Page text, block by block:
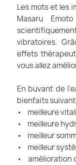
Les mots et les
Masaru
vibratoires.
effets
vous allez
En buvant de
bienfaits
• meilleure
• meilleure
• meilleur
• meilleur
• amélioration